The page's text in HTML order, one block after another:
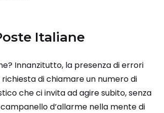
Italiane
Innanzitutto, la presenza di errori
richiesta di chiamare un numero di
che ci invita ad agire subito, senza
d’allarme nella mente di